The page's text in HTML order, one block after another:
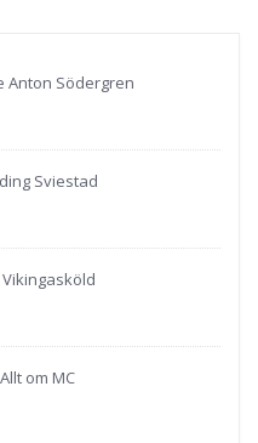
Anton Södergren
Sviestad
om MC